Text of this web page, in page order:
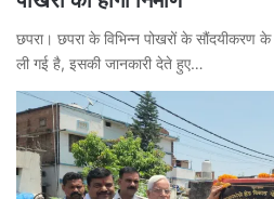
छपरा। छपरा के विभिन्न पोखरों के सौंदयीकरण
ली गई है, इसकी जानकारी देते हुए…